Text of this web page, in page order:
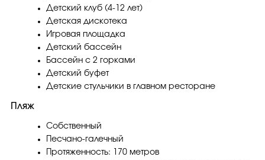
Детский клуб (4-12 лет)
Детская дискотека
Игровая площадка
Детский бассейн
Бассейн с 2 горками
Детский буфет
Детские стульчики в главном ресторане
Пляж
Собственный
Песчано-галечный
Протяженность: 170 метров